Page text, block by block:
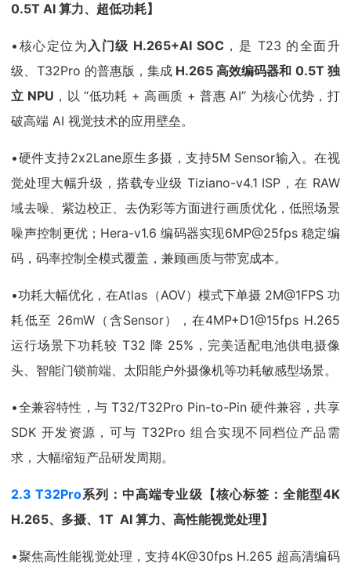
0.5T AI算力、超低功耗】
•核心定位为 入门级 H.265+AI SOC ，是 T23 的全面升
级、T32Pro 的普惠版，集成 H.265高效编码器和 0.5T 独
立 NPU ，以 “低功耗 + 高画质 + 普惠 AI” 为核心优势，打
破高端 AI 视觉技术的应用壁垒。
•硬件支持2x2Lane原生多摄，支持5M Sensor输入。在视
觉处理大幅升级，搭载专业级 Tiziano-v4.1 ISP，在 RAW
域去噪、紫边校正、去伪彩等方面进行画质优化，低照场景
噪声控制更优；Hera-v1.6 编码器实现6MP@25fps 稳定编
码，码率控制全模式覆盖，兼顾画质与带宽成本。
•功耗大幅优化，在Atlas（AOV）模式下单摄 2M@1FPS 功
耗低至 26mW（含Sensor），在4MP+D1@15fps H.265
运行场景下功耗较 T32 降 25%，完美适配电池供电摄像
头、智能门锁前端、太阳能户外摄像机等功耗敏感型场景。
•全兼容特性，与 T32/T32Pro Pin-to-Pin 硬件兼容，共享
SDK 开发资源，可与 T32Pro 组合实现不同档位产品需
求，大幅缩短产品研发周期。
2.3 T32Pro系列： 中高端专业级 【核心标签：全能型4K
H.265、多摄、1T AI算力、高性能视觉处理】
•聚焦高性能视觉处理，支持4K@30fps H.265 超高清编码